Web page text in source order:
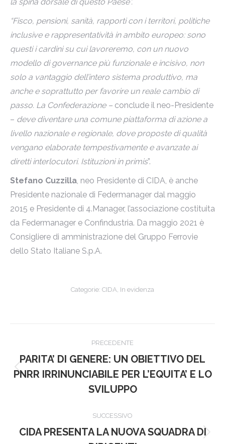
“Fisco, pensioni, sanità, rapporti con i territori, politiche
inclusive e rappresentatività in ambito europeo: sono
questi i cardini su cui lavoreremo, con un nuovo
modello di governance più funzionale e incisivo, non
solo a vantaggio dell’intero sistema produttivo, ma
anche e soprattutto per favorire un reale cambio di
passo. La Confederazione – conclude il neo-Presidente
– deve diventare una comune piattaforma di azione a
livello nazionale e regionale, dove proposte di qualità
vengano elaborate tempestivamente e avanzate ai
diretti interlocutori. Istituzioni in primis”.
Stefano Cuzzilla, neo Presidente di CIDA, è anche
Presidente nazionale di Federmanager dal maggio
2015 e Presidente di 4.Manager, l’associazione costituita
da Federmanager e Confindustria. Da maggio 2021 è
Consigliere di amministrazione del Gruppo Ferrovie
dello Stato Italiane S.p.A.
Categorie: CIDA In evidenza
tra
PRECEDENTE
Post
precedente:
PARITA’ DI GENERE: UN OBIETTIVO DEL
PNRR IRRINUNCIABILE PER L’EQUITA’ E LO
SVILUPPO
SUCCESSIVO
Prossimo
CIDA PRESENTA LA NUOVA SQUADRA DI